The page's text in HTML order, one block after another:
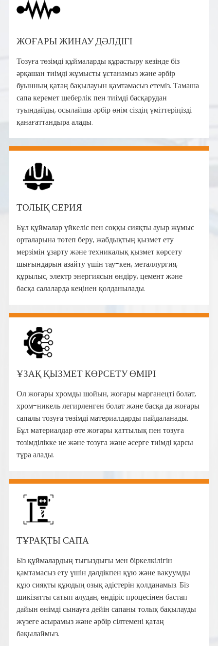
ЖОҒАРЫ ЖИНАУ ДӘЛДІГІ
Тозуға төзімді құймаларды құрастыру кезінде біз
әрқашан тиімді жұмысты ұстанамыз және әрбір
буынның қатаң бақылауын қамтамасыз етеміз. Тамаша
сапа керемет шеберлік пен тиімді басқарудан
туындайды, осылайша әрбір өнім сіздің үміттеріңізді
қанағаттандыра алады.
ТОЛЫҚ СЕРИЯ
Бұл құймалар үйкеліс пен соққы сияқты ауыр жұмыс
орталарына төтеп беру, жабдықтың қызмет ету
мерзімін ұзарту және техникалық қызмет көрсету
шығындарын азайту үшін тау-кен, металлургия,
құрылыс, электр энергиясын өндіру, цемент және
басқа салаларда кеңінен қолданылады.
ҰЗАҚ ҚЫЗМЕТ КӨРСЕТУ ӨМІРІ
Ол жоғары хромды шойын, жоғары марганецті болат,
хром-никель легирленген болат және басқа да жоғары
сапалы тозуға төзімді материалдарды пайдаланады.
Бұл материалдар өте жоғары қаттылық пен тозуға
төзімділікке ие және тозуға және әсерге тиімді қарсы
тұра алады.
ТҰРАҚТЫ САПА
Біз құймалардың тығыздығы мен біркелкілігін
қамтамасыз ету үшін дәлдікпен құю және вакуумды
құю сияқты құюдың озық әдістерін қолданамыз. Біз
шикізатты сатып алудан, өндіріс процесінен бастап
дайын өнімді сынауға дейін сапаны толық бақылауды
жүзеге асырамыз және әрбір сілтемені қатаң
бақылаймыз.